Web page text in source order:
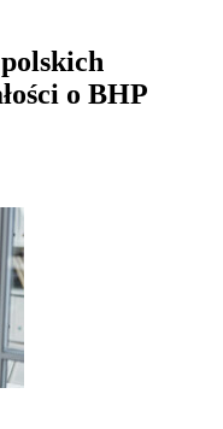
o BHP